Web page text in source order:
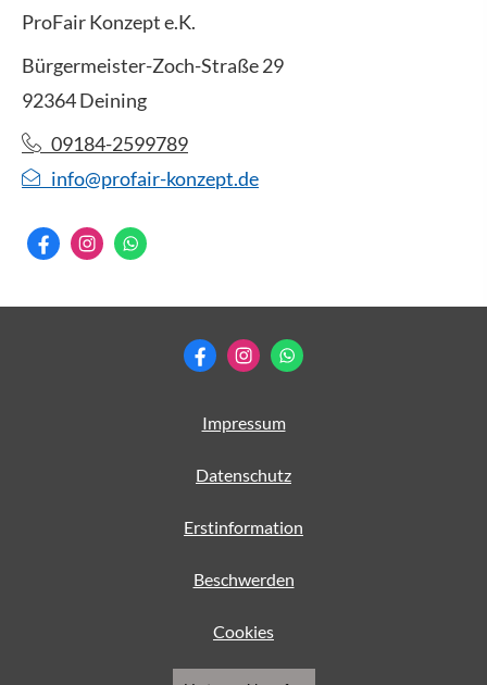
ProFair Konzept e.K.
Bürgermeister-Zoch-Straße 29
92364 Deining
09184-2599789
info@profair-konzept.de
Impressum
Datenschutz
Erstinformation
Beschwerden
Cookies